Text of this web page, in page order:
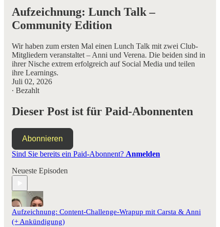
Aufzeichnung: Lunch Talk –
Community Edition
Wir haben zum ersten Mal einen Lunch Talk mit zwei Club-
Mitgliedern veranstaltet – Anni und Verena. Die beiden sind in
ihrer Nische extrem erfolgreich auf Social Media und teilen
ihre Learnings.
Juli 02, 2026
∙ Bezahlt
Dieser Post ist für Paid-Abonnenten
Abonnieren
Sind Sie bereits ein Paid-Abonnent? Anmelden
Neueste Episoden
Aufzeichnung: Content-Challenge-Wrapup mit Carsta & Anni
(+ Ankündigung)